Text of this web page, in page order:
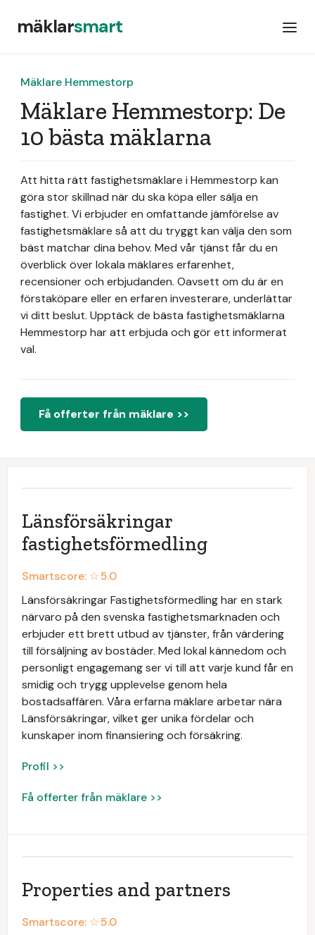
mäklarsmart
Mäklare Hemmestorp
Mäklare Hemmestorp: De
10 bästa mäklarna
Att hitta rätt fastighetsmäklare i Hemmestorp kan
göra stor skillnad när du ska köpa eller sälja en
fastighet. Vi erbjuder en omfattande jämförelse av
fastighetsmäklare så att du tryggt kan välja den som
bäst matchar dina behov. Med vår tjänst får du en
överblick över lokala mäklares erfarenhet,
recensioner och erbjudanden. Oavsett om du är en
förstaköpare eller en erfaren investerare, underlättar
vi ditt beslut. Upptäck de bästa fastighetsmäklarna
Hemmestorp har att erbjuda och gör ett informerat
val.
Få offerter från mäklare >>
Länsförsäkringar
fastighetsförmedling
Smartscore: ☆5.0
Länsförsäkringar Fastighetsförmedling har en stark
närvaro på den svenska fastighetsmarknaden och
erbjuder ett brett utbud av tjänster, från värdering
till försäljning av bostäder. Med lokal kännedom och
personligt engagemang ser vi till att varje kund får en
smidig och trygg upplevelse genom hela
bostadsaffären. Våra erfarna mäklare arbetar nära
Länsförsäkringar, vilket ger unika fördelar och
kunskaper inom finansiering och försäkring.
Profil >>
Få offerter från mäklare >>
Properties and partners
Smartscore: ☆5.0